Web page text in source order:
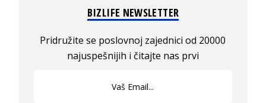
BIZLIFE NEWSLETTER
Pridružite se poslovnoj zajednici od 20000
najuspešnijih i čitajte nas prvi